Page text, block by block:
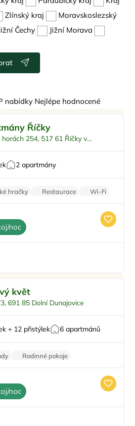
Zlínský kraj
Moravskoslezský
Čechy
Jižní Morava
nabídky Nejlépe hodnocené
Doporučujeme
Sleva
Říčky
254, 517 61 Říčky v
2 apartmány
hračky Restaurace
Wi-Fi
noc
květ
691 85 Dolní Dunajovice
+ 12 přistýlek 6 apartmánů
Rodinné pokoje
Klimatizace Stolní hry
noc